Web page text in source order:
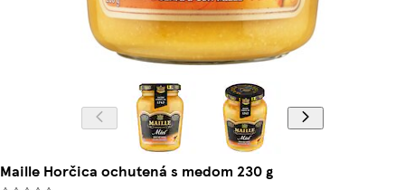
Maille Horčica ochutená s medom 230 g